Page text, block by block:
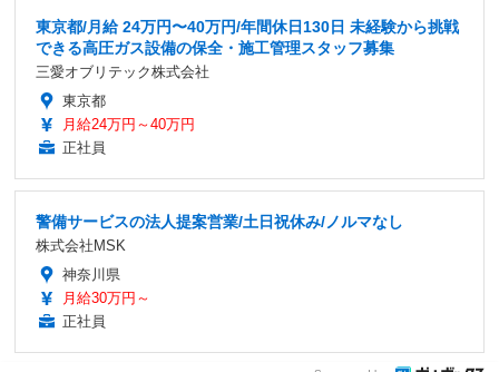
東京都/月給 24万円〜40万円/年間休日130日 未経験から挑戦
できる高圧ガス設備の保全・施工管理スタッフ募集
三愛オブリテック株式会社
東京都
月給24万円～40万円
正社員
警備サービスの法人提案営業/土日祝休み/ノルマなし
株式会社MSK
神奈川県
月給30万円～
正社員